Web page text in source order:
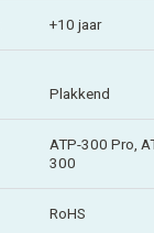
+10 jaar
Plakkend
ATP-300 Pro,
300
RoHS